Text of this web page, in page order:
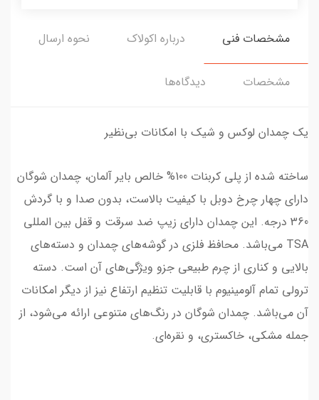
مشخصات فنی درباره اکولاک نحوه ارسال
مشخصات دیدگاه‌ها
یک چمدان لوکس و شیک با امکانات بی‌نظیر
ساخته شده از پلی کربنات 100% خالص بایر آلمان، چمدان شوگان
دارای چهار چرخ دوبل با کیفیت بالاست، بدون صدا و با گردش
360 درجه. این چمدان دارای زیپ ضد سرقت و قفل بین المللی
TSA می‌باشد. محافظ فلزی در گوشه‌های چمدان و دسته‌های
بالایی و کناری از چرم طبیعی جزو ویژگی‌های آن است. دسته
ترولی تمام آلومینیوم با قابلیت تنظیم ارتفاع نیز از دیگر امکانات
آن می‌باشد. چمدان شوگان در رنگ‌های متنوعی ارائه می‌شود، از
جمله مشکی، خاکستری، و نقره‌ای.